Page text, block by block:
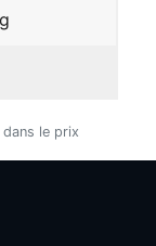
le prix